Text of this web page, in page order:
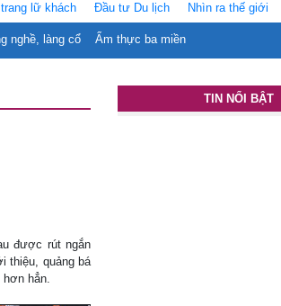
nghề, làng cổ Ẩm thực ba miền
trang lữ khách Ðầu tư Du lịch Nhìn ra thế giới
được rút ngắn
thiệu, quảng bá
hơn hẳn.
TIN NỔI BẬT